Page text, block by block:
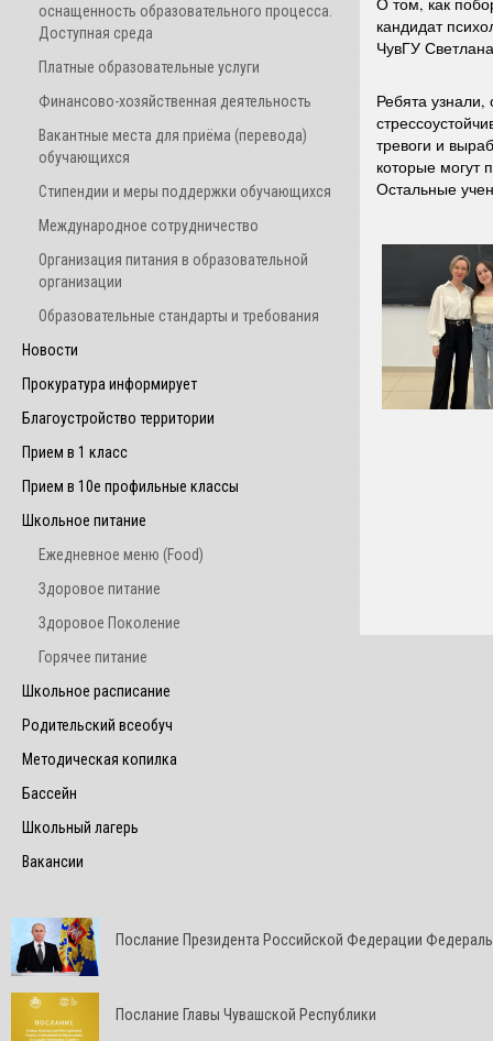
оснащенность образовательного процесса.
Доступная среда
Платные образовательные услуги
Финансово-хозяйственная деятельность
Вакантные места для приёма (перевода)
обучающихся
Стипендии и меры поддержки обучающихся
Международное сотрудничество
Организация питания в образовательной
организации
Образовательные стандарты и требования
Новости
Прокуратура информирует
Благоустройство территории
Прием в 1 класс
Прием в 10е профильные классы
Школьное питание
Ежедневное меню (Food)
Здоровое питание
Здоровое Поколение
Горячее питание
Школьное расписание
Родительский всеобуч
Методическая копилка
Бассейн
Школьный лагерь
Вакансии
кандидат
ЧувГУ
Ребята узнали,
тревоги и
которые могут
Остальные
Послание Президента Российской Федерации
Послание Главы Чувашской Республики